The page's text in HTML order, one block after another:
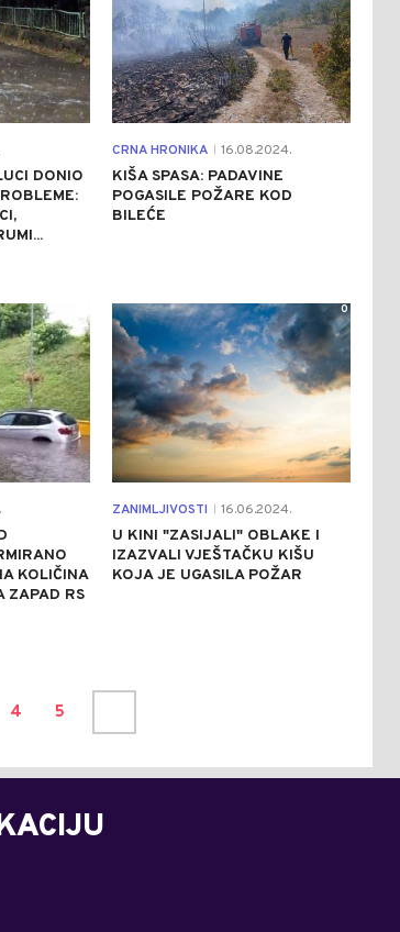
DONIO
CRNA HRONIKA 16.08.2024.
KIŠA SPASA: PADAVINE
POGASILE POŽARE KOD
BILEĆE
KOLIČINA
ZAPAD RS
ZANIMLJIVOSTI 16.06.2024.
U KINI "ZASIJALI" OBLAKE I
IZAZVALI VJEŠTAČKU KIŠU
KOJA JE UGASILA POŽAR
0
4 5